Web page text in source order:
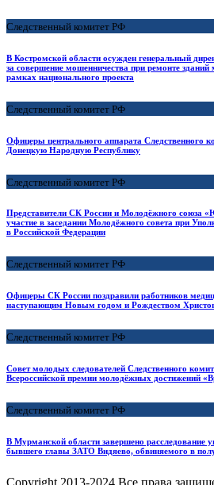
Следственный комитет РФ
В Костромской области осужден генеральный
за совершение мошенничества при ремонте
рамках национального проекта
Следственный комитет РФ
Офицеры центрального аппарата Следственного
Донецкую Народную Республику
Следственный комитет РФ
Представители СК России и Молодёжного союза
участие в заседании Молодёжного совета при
в Российской Федерации
Следственный комитет РФ
Офицеры СК России поздравили работников
наступающим Новым годом и Рождеством
Следственный комитет РФ
Совет молодых следователей Следственного
Всероссийской премии молодёжных достижений
Следственный комитет РФ
В Мурманской области завершено расследование
бывшего главы ЗАТО Видяево, обвиняемого в